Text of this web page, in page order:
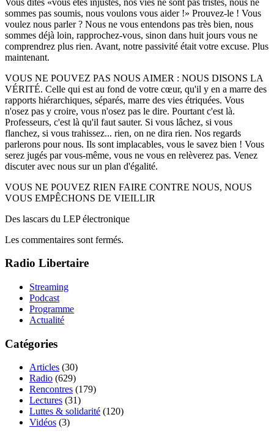
sommes pas soumis, nous voulons vous aider !
Prouvez-le ! Vous
voulez nous parler ? Nous ne vous entendons pas très bien, nous
sommes déjà loin, rapprochez-vous, sinon dans huit jours vous ne
comprendrez plus rien. Avant, notre passivité était votre excuse. Plus
maintenant.
VOUS NE POUVEZ PAS NOUS AIMER : NOUS DISONS LA
VÉRITÉ. Celle qui est au fond de votre cœur, qu'il y en a marre des
rapports hiérarchiques, séparés, marre des vies étriquées. Vous
n'osez pas y croire, vous n'osez pas le dire. Pourtant c'est là.
Professeurs, c'est là qu'il faut sauter. Si vous lâchez, si vous
flanchez, si vous trahissez... rien, on ne dira rien. Nos regards
parlerons pour nous. Ils sont implacables, vous le savez bien ! Vous
serez jugés par vous-même, vous ne vous en relèverez pas. Venez
discuter avec nous sur un plan d'égalité.
VOUS NE POUVEZ RIEN FAIRE CONTRE NOUS, NOUS
VOUS EMPÊCHONS DE VIEILLIR
Des lascars du LEPélectronique
Les commentaires sont fermés.
Radio Libertaire
Streaming
Podcast
Programme
Actualité
Catégories
Articles (30)
Radio (629)
Rencontres (179)
Lectures (31)
Luttes & solidarité (120)
Vidéos (3)